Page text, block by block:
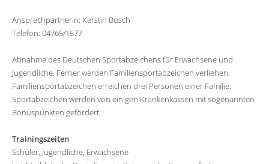
Ansprechpartnerin: Kerstin Busch
Telefon: 04765/1577
Abnahme des Deutschen Sportabzeichens für Erwachsene und
Jugendliche. Ferner werden Familiensportabzeichen verliehen.
Familiensportabzeichen erreichen drei Personen einer Familie.
Sportabzeichen werden von einigen Krankenkassen mit sogenannten
Bonuspunkten gefördert.
Trainingszeiten
Schüler, Jugendliche, Erwachsene